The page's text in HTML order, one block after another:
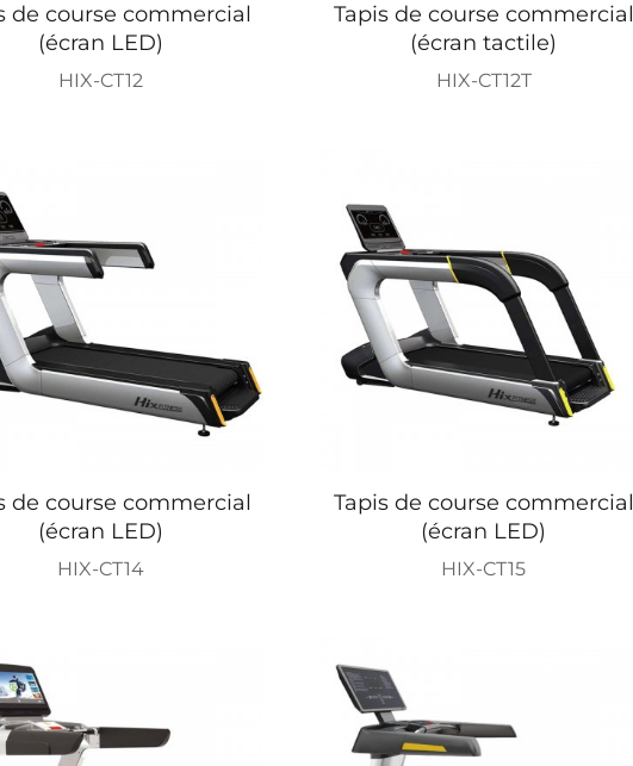
de course commercial
(écran LED)
HIX-CT12
Tapis de course commercial
(écran tactile)
HIX-CT12T
de course commercial
(écran LED)
HIX-CT14
Tapis de course commercial
(écran LED)
HIX-CT15